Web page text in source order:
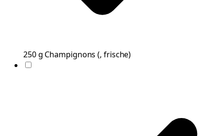
250g Champignons (, frische)